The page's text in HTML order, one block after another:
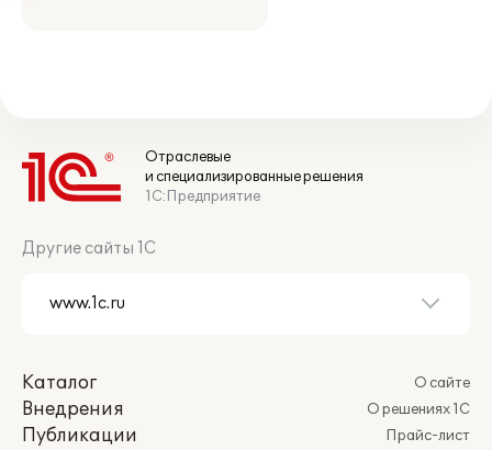
Отраслевые
и специализированные решения
1С:Предприятие
Другие сайты 1С
Каталог
Внедрения
Публикации
О сайте
О решениях 1С
Прайс-лист